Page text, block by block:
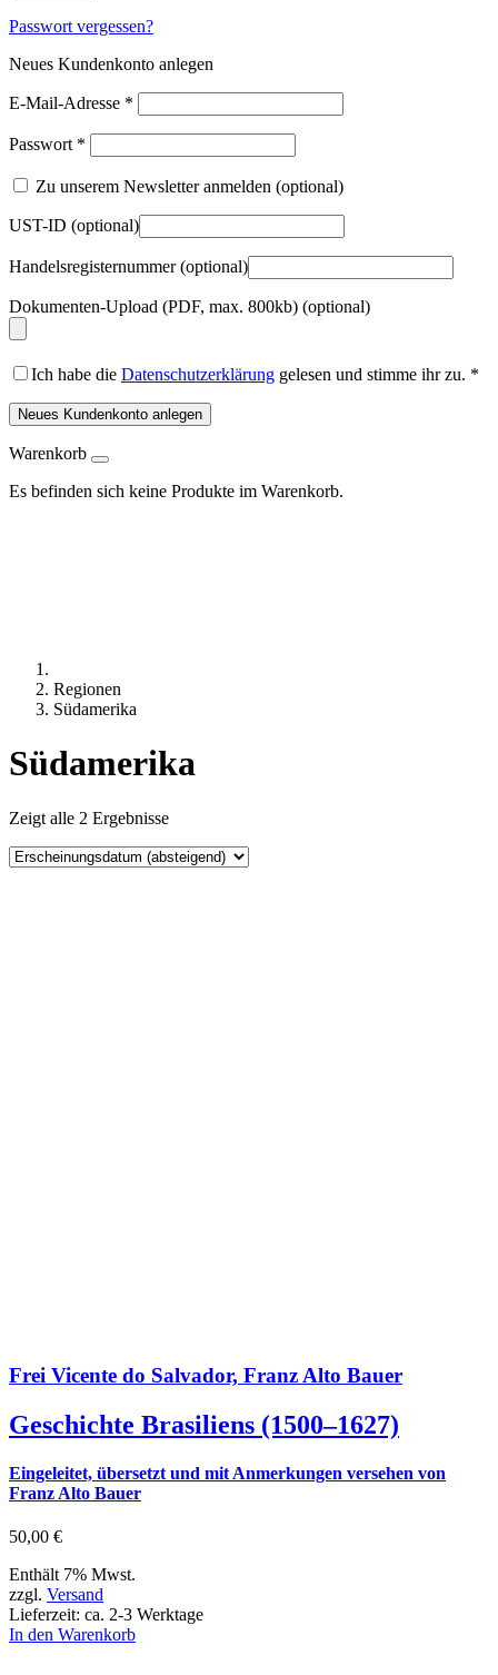
Passwort vergessen?
Neues Kundenkonto anlegen
E-Mail-Adresse *
Passwort *
Zu unserem Newsletter anmelden (optional)
UST-ID (optional)
Handelsregisternummer(optional)
Dokumenten-Upload (PDF, max. 800kb) (optional)
Ich habe die Datenschutzerklärung gelesen und stimme ihr zu. *
Neues Kundenkonto anlegen
Warenkorb
Es befinden sich keine Produkte im Warenkorb.
Regionen
Südamerika
Südamerika
Zeigt alle 2 Ergebnisse
Frei Vicente do Salvador, Franz Alto Bauer
Geschichte Brasiliens (1500–1627)
Eingeleitet, übersetzt und mit Anmerkungen versehen von
Franz Alto Bauer
50,00 €
Enthält 7% Mwst.
zzgl. Versand
Lieferzeit: ca. 2-3 Werktage
In den Warenkorb